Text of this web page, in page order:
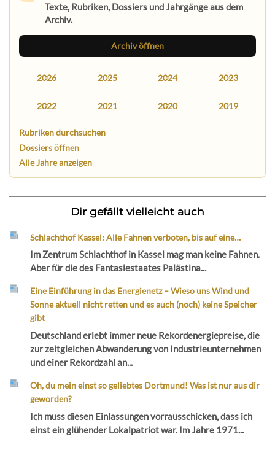
Texte, Rubriken, Dossiers und Jahrgänge aus dem
Archiv.
Archiv öffnen
2026 2025 2024 2023
2022 2021 2020 2019
Rubriken durchsuchen
Dossiers öffnen
Alle Jahre anzeigen
Dir gefällt vielleicht auch
Schlachthof Kassel: Alle Fahnen verboten, bis auf eine…
Im Zentrum Schlachthof in Kassel mag man keine Fahnen.
Aber für die des Fantasiestaates Palästina...
Eine Einführung in das Energienetz – Wieso uns Wind und
Sonne aktuell nicht retten und es auch (noch) keine Speicher
gibt
Deutschland erlebt immer neue Rekordenergiepreise, die
zur zeitgleichen Abwanderung von Industrieunternehmen
und einer Rekordzahl an...
Oh, du mein einst so geliebtes Dortmund! Was ist nur aus dir
geworden?
Ich muss diesen Einlassungen vorrausschicken, dass ich
einst ein glühender Lokalpatriot war. Im Jahre 1971...